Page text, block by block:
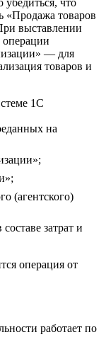
убедиться, что
«Продажа товаров
выставлении
— для
товаров и
1С
на
(агентского)
затрат и
операция от
работает по